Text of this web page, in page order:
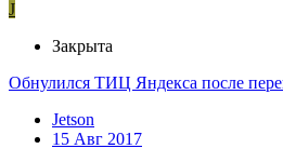
J
Закрыта
Обнулился ТИЦ Яндекса после
Jetson
15 Авг 2017